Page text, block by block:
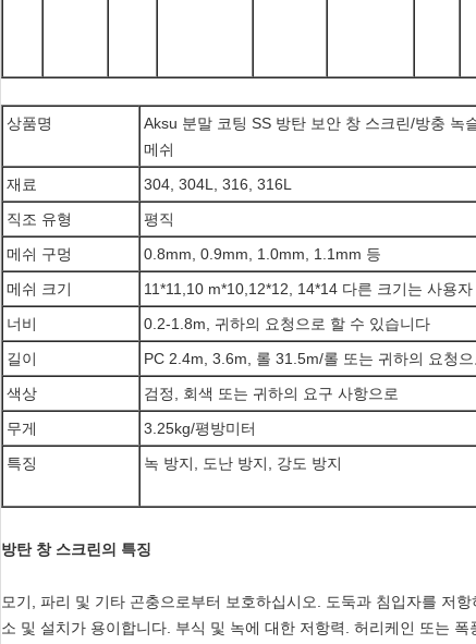
상품명
Aksu 분말 코팅 SS 방탄 보안 창 스크린/방충 녹
메쉬
재료
304, 304L, 316, 316L
직조 유형
평직
메쉬 구멍
0.8mm, 0.9mm, 1.0mm, 1.1mm 등
메쉬 크기
11*11,10 m*10,12*12, 14*14 다른 크기는 사용자
너비
0.2-1.8m, 귀하의 요청으로 할 수 있습니다
길이
PC 2.4m, 3.6m, 롤 31.5m/롤 또는 귀하의 요청으
색상
검정, 회색 또는 귀하의 요구 사항으로
무게
3.25kg/평방미터
특징
녹 방지, 도난 방지, 강도 방지
방탄 창 스크린의 특징
모기, 파리 및 기타 곤충으로부터 보호하십시오. 도둑과 침입자를 저
소 및 설치가 용이합니다. 부식 및 녹에 대한 저항력. 허리케인 또는